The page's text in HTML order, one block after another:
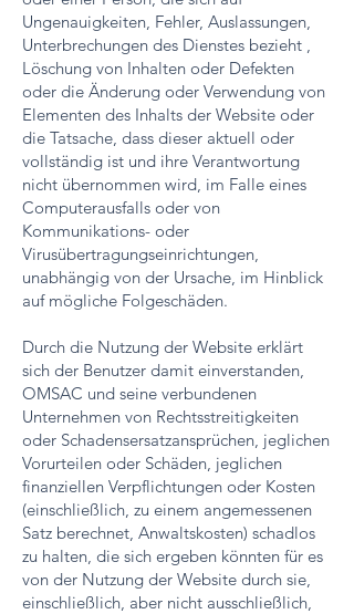
Ungenauigkeiten, Fehler, Auslassungen,
Unterbrechungen des Dienstes bezieht ,
Löschung von Inhalten oder Defekten
oder die Änderung oder Verwendung von
Elementen des Inhalts der Website oder
die Tatsache, dass dieser aktuell oder
vollständig ist und ihre Verantwortung
nicht übernommen wird, im Falle eines
Computerausfalls oder von
Kommunikations- oder
Virusübertragungseinrichtungen,
unabhängig von der Ursache, im Hinblick
auf mögliche Folgeschäden.
Durch die Nutzung der Website erklärt
sich der Benutzer damit einverstanden,
OMSAC und seine verbundenen
Unternehmen von Rechtsstreitigkeiten
oder Schadensersatzansprüchen, jeglichen
Vorurteilen oder Schäden, jeglichen
finanziellen Verpflichtungen oder Kosten
(einschließlich, zu einem angemessenen
Satz berechnet, Anwaltskosten) schadlos
zu halten, die sich ergeben könnten für es
von der Nutzung der Website durch sie,
einschließlich, aber nicht ausschließlich,